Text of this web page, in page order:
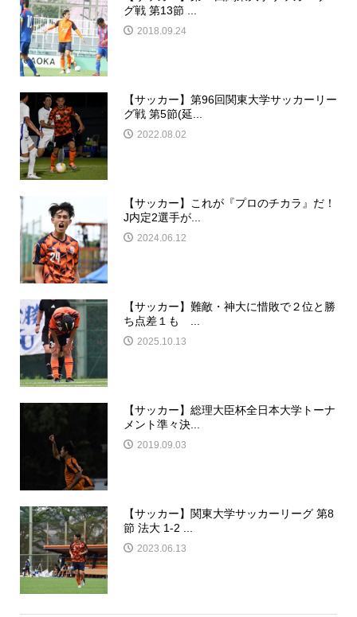
グ戦 第13節 ...
2018.09.24
【サッカー】第96回関東大学サッカーリー
グ戦 第5節(延...
2022.08.02
【サッカー】これが『プロのチカラ』だ！
J内定2選手が...
2024.06.12
【サッカー】難敵・神大に惜敗で２位と勝
ち点差１も ...
2025.10.13
【サッカー】総理大臣杯全日本大学トーナ
メント準々決...
2019.09.03
【サッカー】関東大学サッカーリーグ 第8
節 法大 1-2 ...
2023.06.13